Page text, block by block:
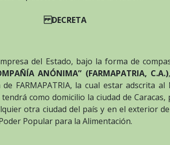
DECRETA
del Estado, bajo la forma de
ANÓNIMA” (FARMAPATRIA, C.A.)
FARMAPATRIA, la cual estar adscrita
como domicilio la ciudad de
otra ciudad del país y en el exterior
Popular para la Alimentación.